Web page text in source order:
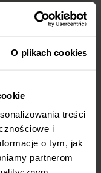
O plikach cookies
treści
i
o tym, jak
partnerom
BŁĄD